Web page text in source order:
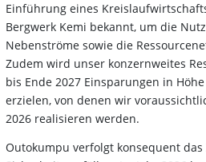
Einführung eines
Bergwerk Kemi bekannt, um die
Nebenströme sowie die
Zudem wird unser konzernweites
bis Ende 2027 Einsparungen in
erzielen, von denen wir
2026 realisieren werden.
Outokumpu verfolgt konsequent